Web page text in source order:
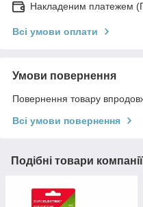
Накладеним платежем
Всі умови оплати
Умови повернення
Повернення товару
Всі умови повернення
Подібні товари компанії